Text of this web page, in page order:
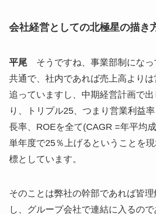
会社経営としての北極星の描き
平尾そうですね、事業部制になっ
共通で、社内であれば売上高より
追っていますし、中期経営計画で出
り、トリプル25、つまり営業利益
長率、ROEを全て(CAGR =年平均
単年度で25％上げるということを
標としています。
そのことは弊社の幹部であれば皆
し、グループ会社で連結に入るの